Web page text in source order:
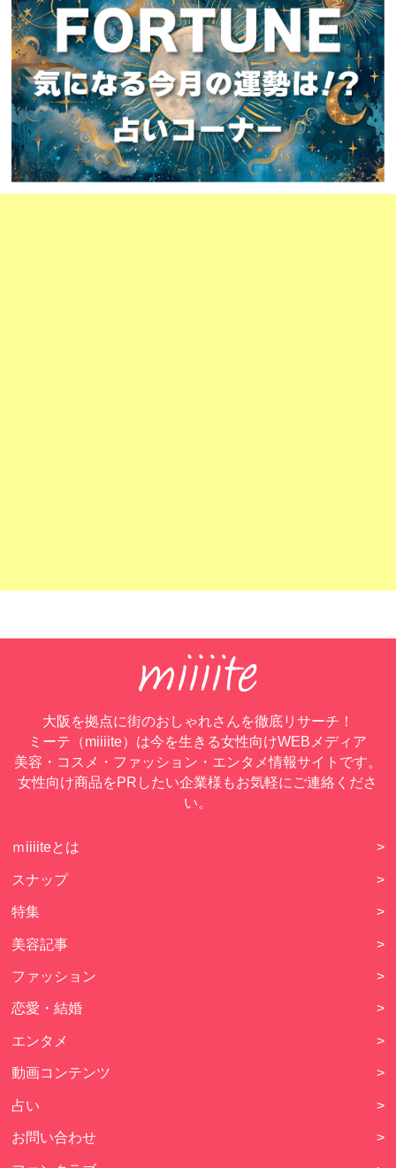
大阪を拠点に街のおしゃれさんを徹底リサーチ！
ミーテ（miiiite）は今を生きる女性向けWEBメディア
美容・コスメ・ファッション・エンタメ情報サイトです。
女性向け商品をPRしたい企業様もお気軽にご連絡くださ
い。
ｍiiiiteとは >
スナップ >
特集 >
美容記事 >
ファッション >
恋愛・結婚 >
エンタメ >
動画コンテンツ >
占い >
お問い合わせ >